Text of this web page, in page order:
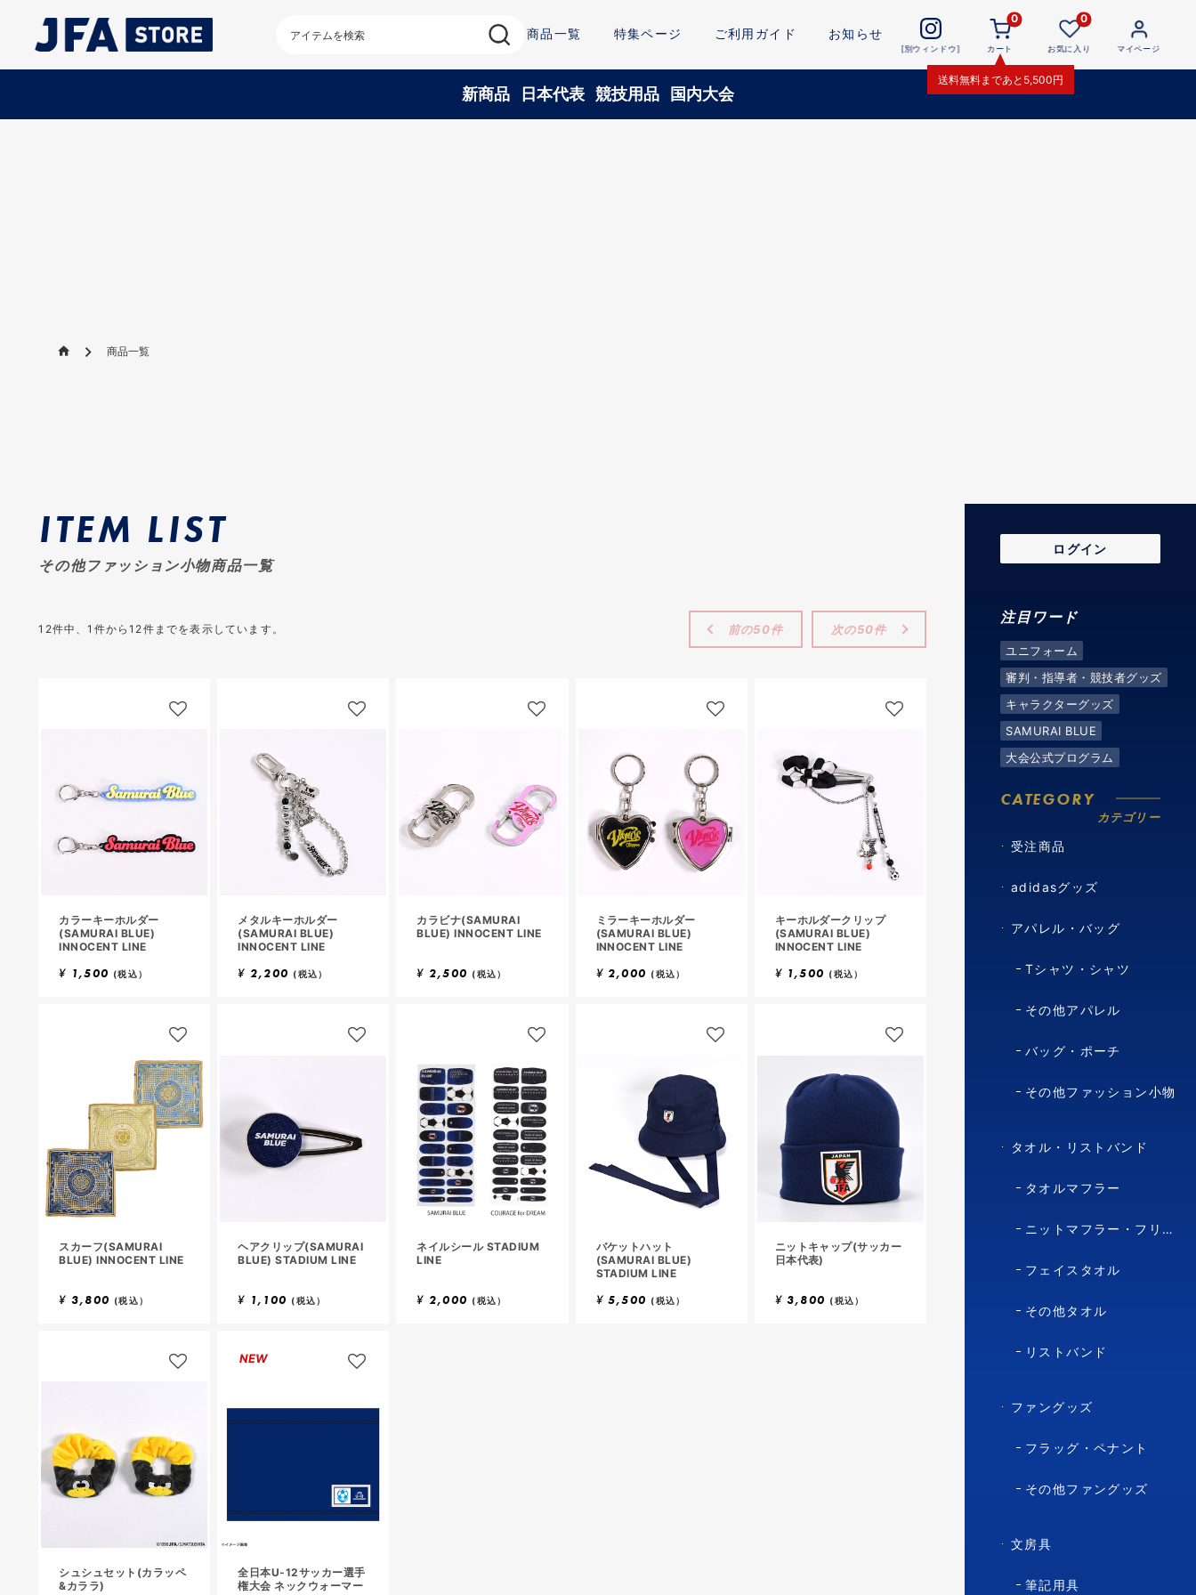
商品一覧 特集ページ ご利用ガイド お知らせ
[別ウィンドウ]
0
カート
送料無料まであと 5,500円
0
お気に入り マイページ
新商品 日本代表 競技用品 国内大会
商品一覧
ITEM LIST
その他ファッション小物商品一覧
12件中、1 件から12件までを表示しています。 前の50件 次の50件
カラーキーホルダー
(SAMURAI BLUE)
INNOCENT LINE
¥ 1,500 (税込）
メタルキーホルダー
(SAMURAI BLUE)
INNOCENT LINE
¥ 2,200 (税込）
カラビナ(SAMURAI
BLUE) INNOCENT LINE
¥ 2,500 (税込）
ミラーキーホルダー
(SAMURAI BLUE)
INNOCENT LINE
¥ 2,000 (税込）
キーホルダークリップ
(SAMURAI BLUE)
INNOCENT LINE
¥ 1,500 (税込）
スカーフ(SAMURAI
BLUE) INNOCENT LINE
¥ 3,800 (税込）
ヘアクリップ(SAMURAI
BLUE) STADIUM LINE
¥ 1,100 (税込）
ネイルシール STADIUM
LINE
¥ 2,000 (税込）
バケットハット
(SAMURAI BLUE)
STADIUM LINE
¥ 5,500 (税込）
ニットキャップ(サッカー
日本代表)
¥ 3,800 (税込）
シュシュセット(カラッペ
&カララ)
NEW
全日本U-12サッカー選手
権大会 ネックウォーマー
ログイン
注目ワード
ユニフォーム
審判・指導者・競技者グッズ
キャラクターグッズ
SAMURAI BLUE
大会公式プログラム
CATEGORY
カテゴリー
受注商品
adidasグッズ
アパレル・バッグ
Tシャツ・シャツ
その他アパレル
バッグ・ポーチ
その他ファッション小物
タオル・リストバンド
タオルマフラー
ニットマフラー・フリースマフラー
フェイスタオル
その他タオル
リストバンド
ファングッズ
フラッグ・ペナント
その他ファングッズ
文房具
筆記用具